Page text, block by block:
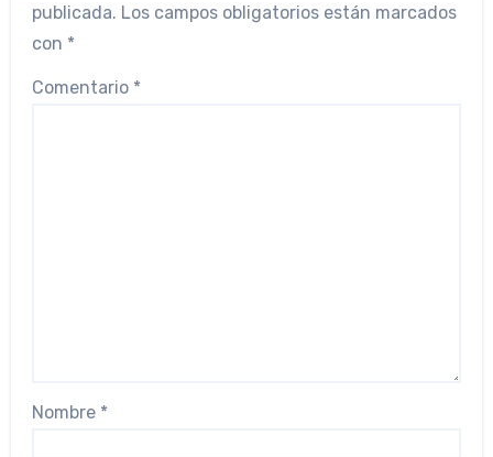
publicada. Los campos obligatorios están marcados
con *
Comentario *
Nombre *